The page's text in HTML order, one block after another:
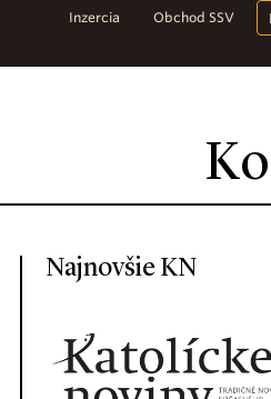
Inzercia Obchod SSV
Najnovšie KN